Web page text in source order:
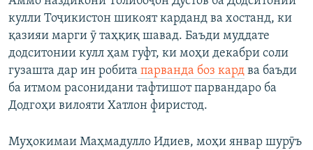
кулли Тоҷикистон шикоят карданд ва хостанд, ки
қазияи марги ӯ таҳқиқ шавад. Баъди муддате
додситонии кулл ҳам гуфт, ки моҳи декабри соли
гузашта дар ин робита парванда боз кард ва баъди
ба итмом расонидани тафтишот парвандаро ба
Додгоҳи вилояти Хатлон фиристод.
Муҳокимаи Маҳмадулло Идиев, моҳи январ шурӯъ